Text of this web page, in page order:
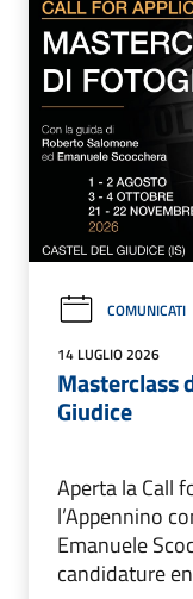
COMUNICATI
14 LUGLIO 2026
Masterclass
Giudice
Aperta la Call
l’Appennino
Emanuele
candidature